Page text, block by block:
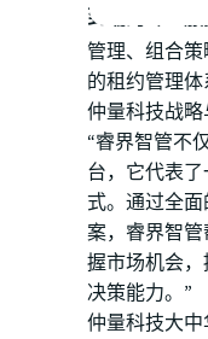
到端的专业服
管理、组合
的租约管理体
仲量科技战略
“睿界智管不
台，它代表
式。通过全
案，睿界智
握市场机会
决策能力。”
仲量科技大